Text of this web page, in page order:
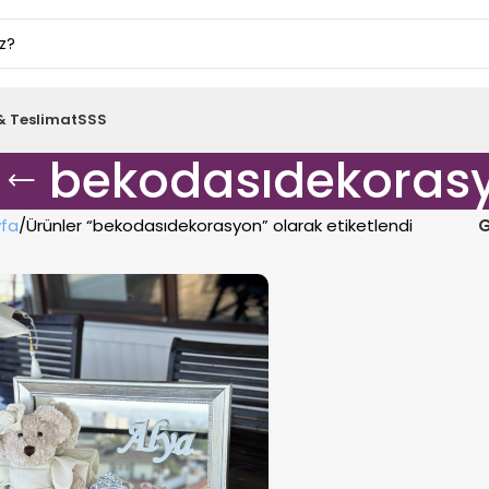
TeslimatSSS
Ürünler “bekodasıdekorasyon” olarak etiketlendi